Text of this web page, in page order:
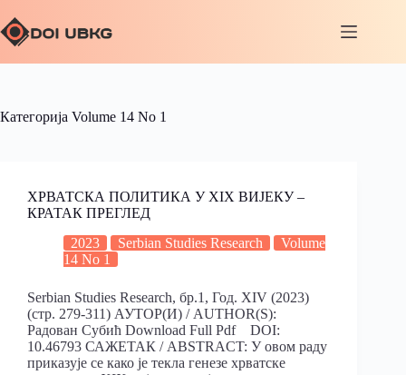
Категорија Volume 14 No 1
ХРВАТСКА ПОЛИТИКА У XIX ВИЈЕКУ –
КРАТАК ПРЕГЛЕД
2023
Serbian Studies Research
Volume
14 No 1
Serbian Studies Research, бр.1, Год. XIV (2023)
(стр. 279-311) АУТОР(И) / AUTHOR(S):
Радован Субић Download Full Pdf DOI:
10.46793 САЖЕТАК / ABSTRACT: У овом раду
приказује се како је текла генезе хрватске